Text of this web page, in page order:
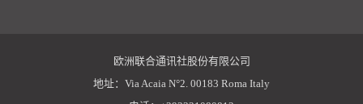
欧洲联合通讯社股份有限公司
地址：Via Acaia N°2. 00183 Roma Italy